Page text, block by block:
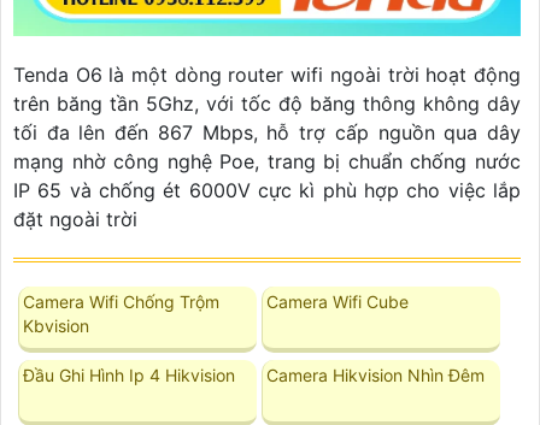
Tenda O6 là một dòng router wifi ngoài trời hoạt động
trên băng tần 5Ghz, với tốc độ băng thông không dây
tối đa lên đến 867 Mbps, hỗ trợ cấp nguồn qua dây
mạng nhờ công nghệ Poe, trang bị chuẩn chống nước
IP 65 và chống ét 6000V cực kì phù hợp cho việc lắp
đặt ngoài trời
Camera Wifi Chống Trộm
Kbvision
Camera Wifi Cube
Đầu Ghi Hình Ip 4 Hikvision Camera Hikvision Nhìn Đêm